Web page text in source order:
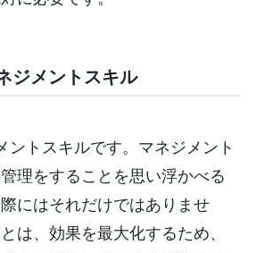
メントスキル
ントスキルです。マネジメント
理をすることを思い浮かべる
にはそれだけではありませ
は、効果を最大化するため、